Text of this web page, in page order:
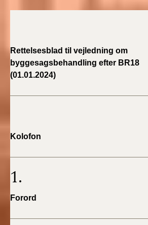
BR18 (29/6 - 31/12
2021)
2020)
BR18 (1/1-9/3 2020)
Rettelsesblad til vejledning om
byggesagsbehandling efter BR18
(01.01.2024)
Kolofon
1.
Forord